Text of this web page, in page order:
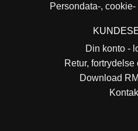
Persondata-,
Din konto -
Retur,
Download